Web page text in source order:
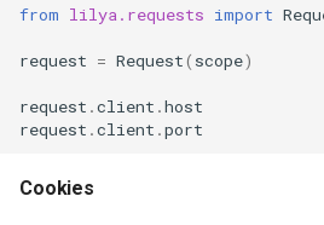
from lilya.requests import
request = Request( scope)
request .client .host
request .client .port
Cookies